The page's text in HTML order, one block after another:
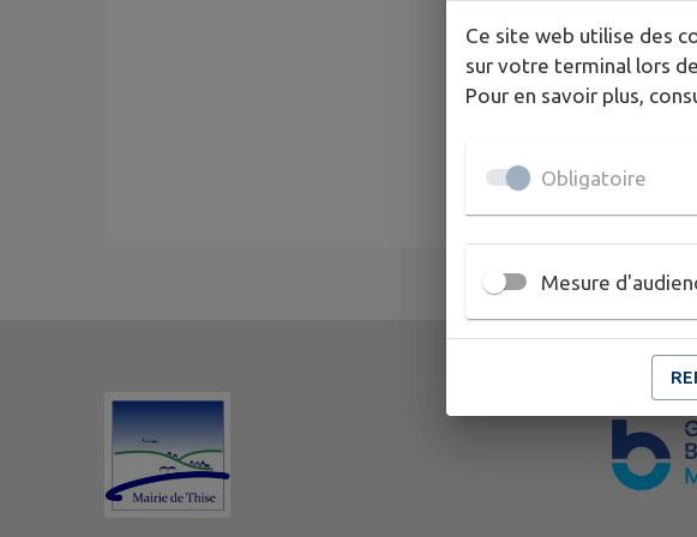
Ce site web utilise des
sur votre terminal lors
Pour en savoir plus,
Obligatoire
Mesure